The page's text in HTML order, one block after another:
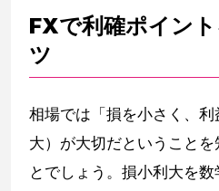
FXで利確ポイン
ツ
相場では「損を小さく、
大）が大切だということ
とでしょう。損小利大を